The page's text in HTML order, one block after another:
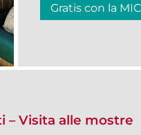
Gratis con la
– Visita alle mostre